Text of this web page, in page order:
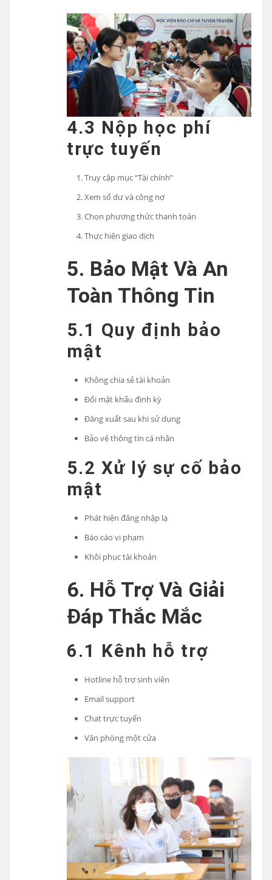
4.3 Nộp học phí
trực tuyến
Truy cập mục “Tài chính”
Xem số dư và công nợ
Chọn phương thức thanh toán
Thực hiện giao dịch
5. Bảo Mật Và An
Toàn Thông Tin
5.1 Quy định bảo
mật
Không chia sẻ tài khoản
Đổi mật khẩu định kỳ
Đăng xuất sau khi sử dụng
Bảo vệ thông tin cá nhân
5.2 Xử lý sự cố bảo
mật
Phát hiện đăng nhập lạ
Báo cáo vi phạm
Khôi phục tài khoản
6. Hỗ Trợ Và Giải
Đáp Thắc Mắc
6.1 Kênh hỗ trợ
Hotline hỗ trợ sinh viên
Email support
Chat trực tuyến
Văn phòng một cửa